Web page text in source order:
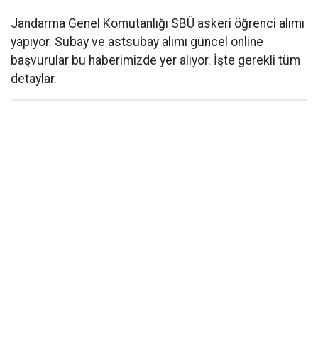
Jandarma Genel Komutanlığı SBÜ askeri öğrenci alımı
yapıyor. Subay ve astsubay alımı güncel online
başvurular bu haberimizde yer alıyor. İşte gerekli tüm
detaylar.